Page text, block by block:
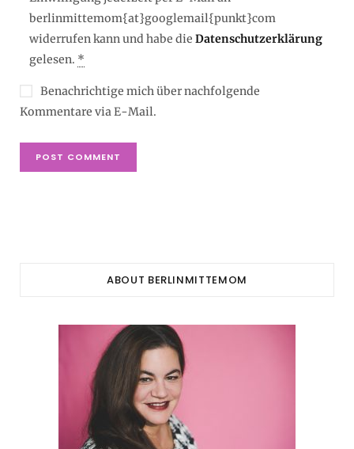
berlinmittemom{at}googlemail{punkt}com
widerrufen kann und habe die Datenschutzerklärung
gelesen. *
Benachrichtige mich über nachfolgende
Kommentare via E-Mail.
ABOUT BERLINMITTEMOM